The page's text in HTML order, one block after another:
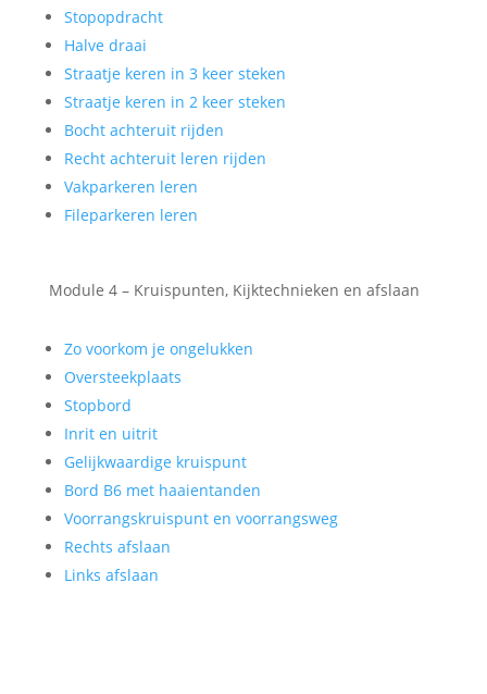
Stopopdracht
Halve draai
Straatje keren in 3 keer steken
Straatje keren in 2 keer steken
Bocht achteruit rijden
Recht achteruit leren rijden
Vakparkeren leren
Fileparkeren leren
Module 4 – Kruispunten, Kijktechnieken en afslaan
Zo voorkom je ongelukken
Oversteekplaats
Stopbord
Inrit en uitrit
Gelijkwaardige kruispunt
Bord B6 met haaientanden
Voorrangskruispunt en voorrangsweg
Rechts afslaan
Links afslaan